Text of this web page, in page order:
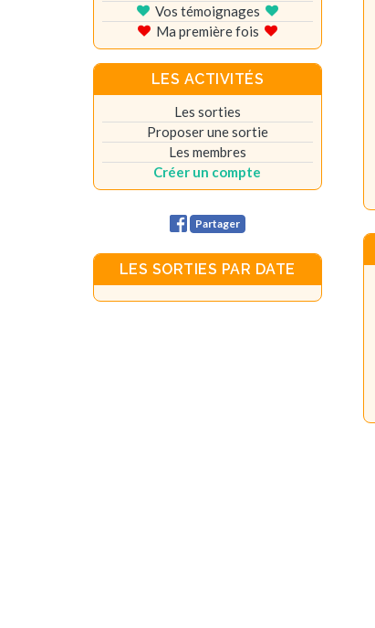
Vos témoignages
Ma première fois
LES ACTIVITÉS
Les sorties
Proposer une sortie
Les membres
Créer un compte
Partager
LES SORTIES PAR DATE